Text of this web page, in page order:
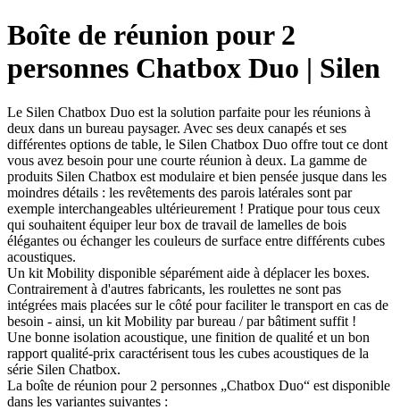
Boîte de réunion pour 2
personnes Chatbox Duo | Silen
Le Silen Chatbox Duo est la solution parfaite pour les réunions à
deux dans un bureau paysager. Avec ses deux canapés et ses
différentes options de table, le Silen Chatbox Duo offre tout ce dont
vous avez besoin pour une courte réunion à deux. La gamme de
produits Silen Chatbox est modulaire et bien pensée jusque dans les
moindres détails : les revêtements des parois latérales sont par
exemple interchangeables ultérieurement ! Pratique pour tous ceux
qui souhaitent équiper leur box de travail de lamelles de bois
élégantes ou échanger les couleurs de surface entre différents cubes
acoustiques.
Un kit Mobility disponible séparément aide à déplacer les boxes.
Contrairement à d'autres fabricants, les roulettes ne sont pas
intégrées mais placées sur le côté pour faciliter le transport en cas de
besoin - ainsi, un kit Mobility par bureau / par bâtiment suffit !
Une bonne isolation acoustique, une finition de qualité et un bon
rapport qualité-prix caractérisent tous les cubes acoustiques de la
série Silen Chatbox.
La boîte de réunion pour 2 personnes „Chatbox Duo“ est disponible
dans les variantes suivantes :